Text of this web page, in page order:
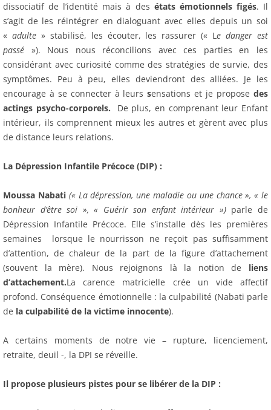
dissociatif de l’identité mais à des états émotionnels figés. Il
s’agit de les réintégrer en dialoguant avec elles depuis un soi
« adulte» stabilisé, les écouter, les rassurer (« Le danger est
passé »). Nous nous réconcilions avec ces parties en les
considérant avec curiosité comme des stratégies de survie, des
symptômes. Peu à peu, elles deviendront des alliées. Je les
encourage à se connecter à leurssensations et je proposedes
actings psycho-corporels.
De plus, en comprenant leur Enfant
intérieur, ils comprennent mieux les autres et gèrent avec plus
de distance leurs relations.
La Dépression Infantile Précoce (DIP) :
Moussa Nabati (« La dépression, une maladie ou une chance », « le
bonheur d’être soi », « Guérir son enfant intérieur »)parle de
Dépression Infantile Précoce. Elle s’installe dès les premières
semaines lorsque le nourrisson ne reçoit pas suffisamment
d’attention, de chaleur de la part de la figure d’attachement
(souvent la mère). Nous rejoignons là la notion de liens
d’attachement.La carence matricielle crée un vide affectif
profond. Conséquence émotionnelle : la culpabilité (Nabati parle
de la culpabilité de la victime innocente).
A certains moments de notre vie – rupture, licenciement,
retraite, deuil -, la DPI se réveille.
Il propose plusieurs pistes pour se libérer de la DIP :